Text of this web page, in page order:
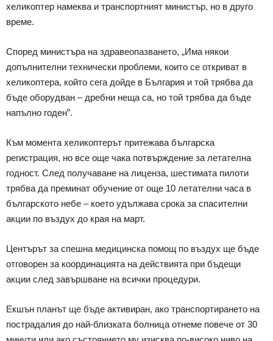
хеликоптер намеква и транспортният министър, но в друго
време.
Според министъра на здравеопазването, „Има някои
допълнителни технически проблеми, които се откриват в
хеликоптера, който сега дойде в България и той трябва да
бъде оборудван – дребни неща са, но той трябва да бъде
напълно годен”.
Към момента хеликоптерът притежава българска
регистрация, но все още чака потвърждение за летателна
годност. След получаване на лиценза, шестимата пилоти
трябва да преминат обучение от още 10 летателни часа в
българското небе – което удължава срока за спасителни
акции по въздух до края на март.
Центърът за спешна медицинска помощ по въздух ще бъде
отговорен за координацията на действията при бъдещи
акции след завършване на всички процедури.
Екшън планът ще бъде активиран, ако транспортирането на
пострадалия до най-близката болница отнеме повече от 30